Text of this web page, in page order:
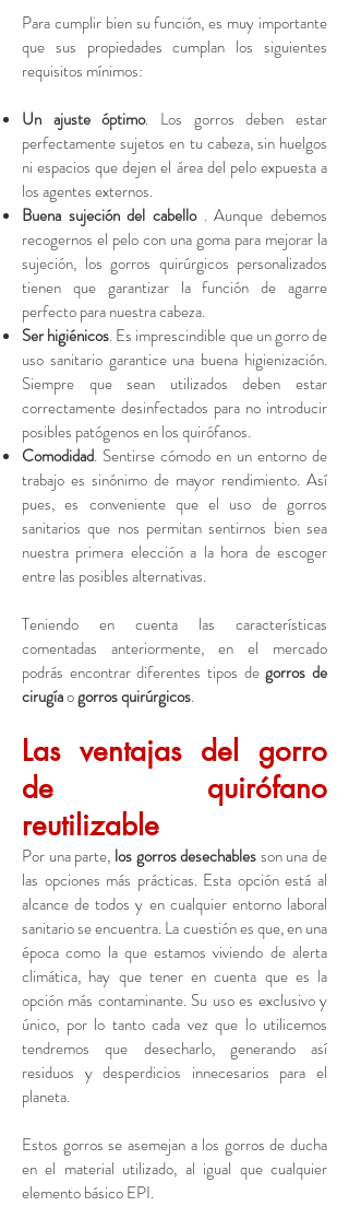
Para cumplir bien su función, es muy importante
que sus propiedades cumplan los siguientes
requisitos mínimos:
Un ajuste óptimo. Los gorros deben estar
perfectamente sujetos en tu cabeza, sin huelgos
ni espacios que dejen el área del pelo expuesta a
los agentes externos.
Buena sujeción del cabello. Aunque debemos
recogernos el pelo con una goma para mejorar la
sujeción, los gorros quirúrgicos personalizados
tienen que garantizar la función de agarre
perfecto para nuestra cabeza.
Ser higiénicos. Es imprescindible que un gorro de
uso sanitario garantice una buena higienización.
Siempre que sean utilizados deben estar
correctamente desinfectados para no introducir
posibles patógenos en los quirófanos.
Comodidad. Sentirse cómodo en un entorno de
trabajo es sinónimo de mayor rendimiento. Así
pues, es conveniente que el uso de gorros
sanitarios que nos permitan sentirnos bien sea
nuestra primera elección a la hora de escoger
entre las posibles alternativas.
Teniendo en cuenta las características
comentadas anteriormente, en el mercado
podrás encontrar diferentes tipos degorros de
cirugíaogorros quirúrgicos.
Las ventajas del gorro
de quirófano
reutilizable
Por una parte, los gorros desechablesson una de
las opciones más prácticas. Esta opción está al
alcance de todos y en cualquier entorno laboral
sanitario se encuentra. La cuestión es que, en una
época como la que estamos viviendo de alerta
climática, hay que tener en cuenta que es la
opción más contaminante. Su uso es exclusivo y
único, por lo tanto cada vez que lo utilicemos
tendremos que desecharlo, generando así
residuos y desperdicios innecesarios para el
planeta.
Estos gorros se asemejan a los gorros de ducha
en el material utilizado, al igual que cualquier
elemento básico EPI.